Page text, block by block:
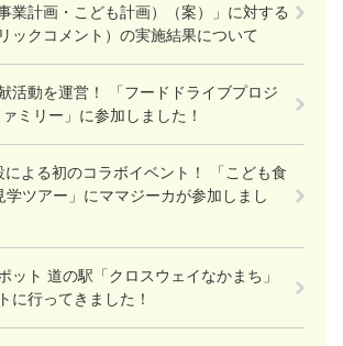
業計画・こども計画）（案）」に対する
ックコメント）の実施結果について
活動を運営！ 「フードドライブプロジ
ミリー」に参加しました！
よる初のコラボイベント！ 「こども食
学ツアー」にママジーカが参加しまし
ット 道の駅「クロスウェイなかまち」
に行ってきました！